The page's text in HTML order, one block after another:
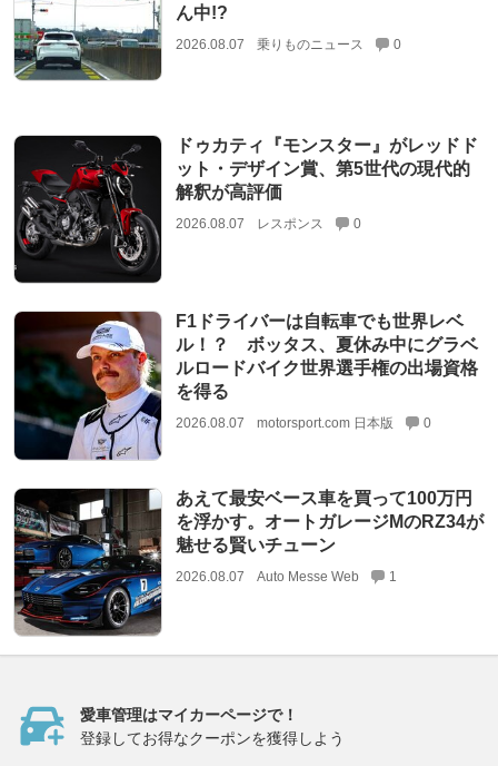
ん中!?
2026.08.07 乗りものニュース 0
ドゥカティ『モンスター』がレッドド
ット・デザイン賞、第5世代の現代的
解釈が高評価
2026.08.07 レスポンス 0
F1ドライバーは自転車でも世界レベ
ル！？ ボッタス、夏休み中にグラベ
ルロードバイク世界選手権の出場資格
を得る
2026.08.07 motorsport.com 日本版 0
あえて最安ベース車を買って100万円
を浮かす。オートガレージMのRZ34が
魅せる賢いチューン
2026.08.07 Auto Messe Web 1
愛車管理はマイカーページで！
登録してお得なクーポンを獲得しよう